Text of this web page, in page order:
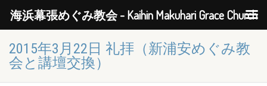
2015年3月22日 礼拝（新浦安めぐみ教
会と講壇交換）
海浜幕張めぐみ教会 - Kaihin Makuhari Grace Church